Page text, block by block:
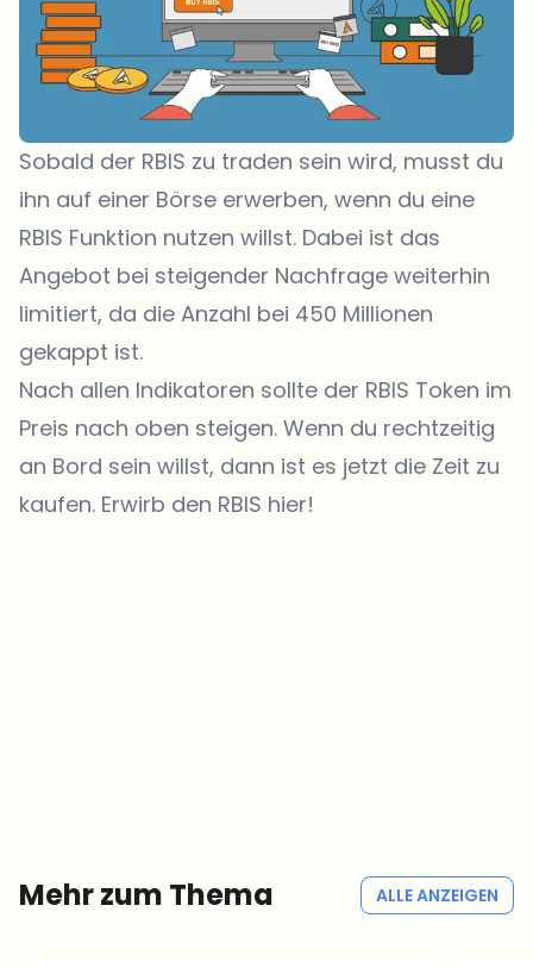
Sobald der RBIS zu traden sein wird, musst du
ihn auf einer Börse erwerben, wenn du eine
RBIS Funktion nutzen willst. Dabei ist das
Angebot bei steigender Nachfrage weiterhin
limitiert, da die Anzahl bei 450 Millionen
gekappt ist.
Nach allen Indikatoren sollte der RBIS Token im
Preis nach oben steigen. Wenn du rechtzeitig
an Bord sein willst, dann ist es jetzt die Zeit zu
kaufen. Erwirb den RBIS hier!
Mehr zum Thema ALLE ANZEIGEN